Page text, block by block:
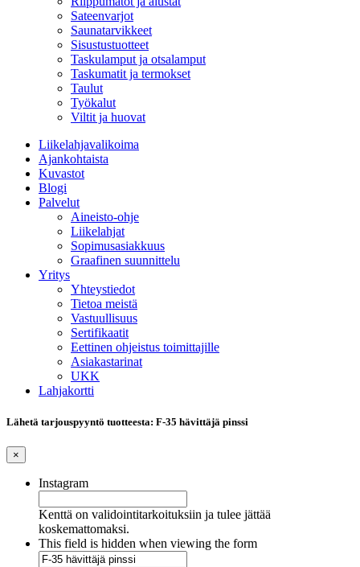
Sateenvarjot
Saunatarvikkeet
Sisustustuotteet
Taskulamput ja otsalamput
Taskumatit ja termokset
Taulut
Työkalut
Viltit ja huovat
Liikelahjavalikoima
Ajankohtaista
Kuvastot
Blogi
Palvelut
Aineisto-ohje
Liikelahjat
Sopimusasiakkuus
Graafinen suunnittelu
Yritys
Yhteystiedot
Tietoa meistä
Vastuullisuus
Sertifikaatit
Eettinen ohjeistus toimittajille
Asiakastarinat
UKK
Lahjakortti
Lähetä tarjouspyyntö tuotteesta: F-35 hävittäjä pinssi
×
Instagram
Kenttä on validointitarkoituksiin ja tulee jättää
koskemattomaksi.
This field is hidden when viewing the form